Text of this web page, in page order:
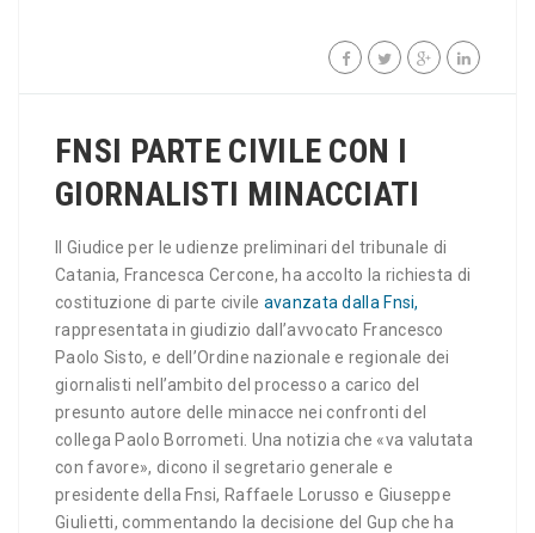
FNSI PARTE CIVILE CON I
GIORNALISTI MINACCIATI
Il Giudice per le udienze preliminari del tribunale di
Catania, Francesca Cercone, ha accolto la richiesta di
costituzione di parte civile avanzata dalla Fnsi,
rappresentata in giudizio dall’avvocato Francesco
Paolo Sisto, e dell’Ordine nazionale e regionale dei
giornalisti nell’ambito del processo a carico del
presunto autore delle minacce nei confronti del
collega Paolo Borrometi. Una notizia che «va valutata
con favore», dicono il segretario generale e
presidente della Fnsi, Raffaele Lorusso e Giuseppe
Giulietti, commentando la decisione del Gup che ha